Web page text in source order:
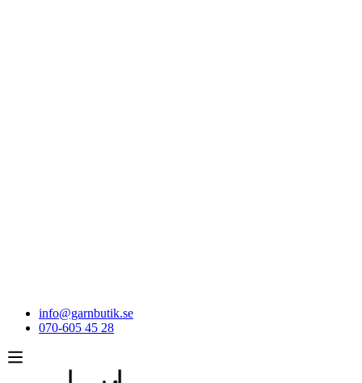
info@garnbutik.se
070-605 45 28